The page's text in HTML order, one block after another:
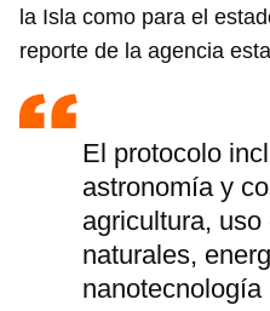
la Isla como para el
reporte de la agencia
El protocolo
astronomía y
agricultura,
naturales,
nanotecnología